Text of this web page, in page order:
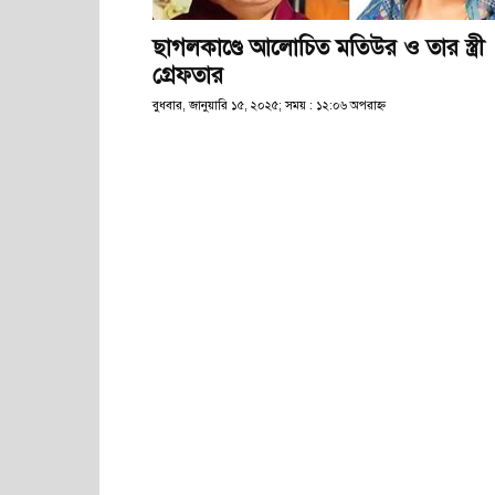
ছাগলকাণ্ডে আলোচিত মতিউর ও তার স্ত্রী
গ্রেফতার
বুধবার, জানুয়ারি ১৫, ২০২৫; সময় : ১২:০৬ অপরাহ্ণ